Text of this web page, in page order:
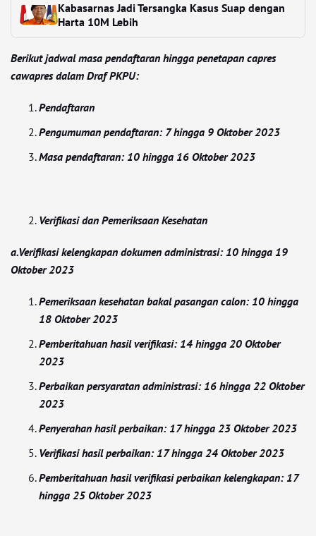
Kabasarnas Jadi Tersangka Kasus Suap dengan
Harta 10M Lebih
Berikut jadwal masa pendaftaran hingga penetapan capres
cawapres dalam Draf PKPU:
Pendaftaran
Pengumuman pendaftaran: 7 hingga 9 Oktober 2023
Masa pendaftaran: 10 hingga 16 Oktober 2023
Verifikasi dan Pemeriksaan Kesehatan
a.Verifikasi kelengkapan dokumen administrasi: 10 hingga 19
Oktober 2023
Pemeriksaan kesehatan bakal pasangan calon: 10 hingga
18 Oktober 2023
Pemberitahuan hasil verifikasi: 14 hingga 20 Oktober
2023
Perbaikan persyaratan administrasi: 16 hingga 22 Oktober
2023
Penyerahan hasil perbaikan: 17 hingga 23 Oktober 2023
Verifikasi hasil perbaikan: 17 hingga 24 Oktober 2023
Pemberitahuan hasil verifikasi perbaikan kelengkapan: 17
hingga 25 Oktober 2023